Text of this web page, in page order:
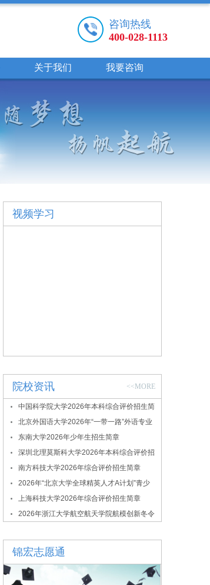
咨询热线
400-028-1113
关于我们 我要咨询
视频学习
院校资讯 <<MORE
中国科学院大学2026年本科综合评价招生简
章
北京外国语大学2026年“一带一路”外语专业
综合评价招生简章
东南大学2026年少年生招生简章
深圳北理莫斯科大学2026年本科综合评价招
生简章
南方科技大学2026年综合评价招生简章
2026年“北京大学全球精英人才A计划”青少
年拔尖创新人才选拔与培养项目
上海科技大学2026年综合评价招生简章
2026年浙江大学航空航天学院航模创新冬令
锦宏志愿通